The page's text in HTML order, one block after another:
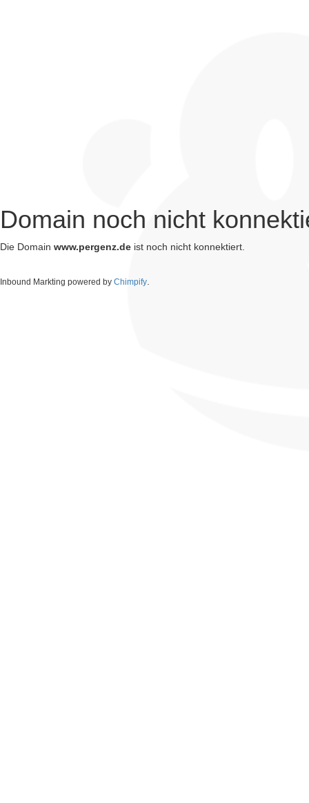
Domain noch nicht
Die Domain www.pergenz.de ist noch nicht konnektiert.
Inbound Markting powered by Chimpify